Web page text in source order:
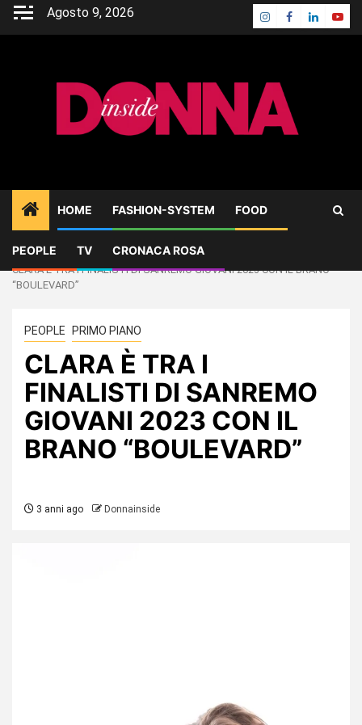
Skip
Agosto 9, 2026 Instagram
Facebook
Linkedin
HOME FASHION-SYSTEM FOOD
PEOPLE TV CRONACA ROSA
Home
PEOPLE
CLARA È TRA I FINALISTI DI SANREMO GIOVANI 2023 CON IL BRANO
“BOULEVARD”
PEOPLE PRIMO PIANO
CLARA È TRA I
FINALISTI DI SANREMO
GIOVANI 2023 CON IL
BRANO “BOULEVARD”
3 anni ago Donnainside